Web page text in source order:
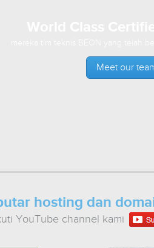
Meet our
hosting dan
YouTube channel kami